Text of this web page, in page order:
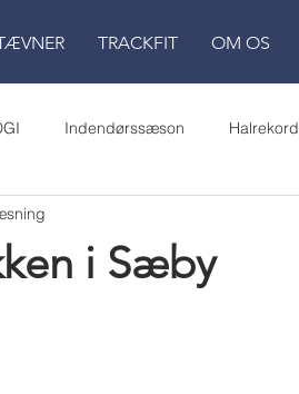
TRACKFIT OM OS
Indendørssæson Halrekord
i Sæby